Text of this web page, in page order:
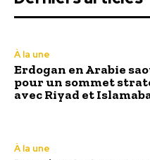
À la une
Erdogan en Arabie
pour un sommet
avec Riyad et
À la une